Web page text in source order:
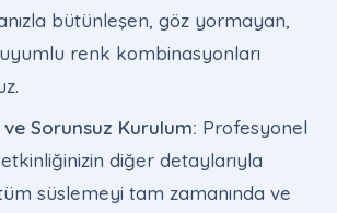
bütünleşen, göz yormayan,
renk kombinasyonları
Sorunsuz Kurulum: Profesyonel
diğer detaylarıyla
süslemeyi tam zamanında ve